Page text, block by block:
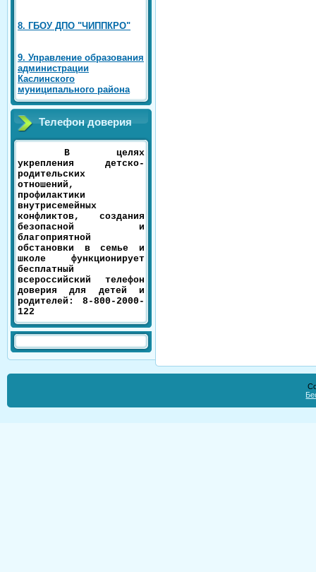
8. ГБОУ ДПО "ЧИППКРО"
9. Управление образования
администрации
Каслинского
муниципального района
Телефон доверия
В целях
укрепления детско-
родительских
отношений,
профилактики
внутрисемейных
конфликтов, создания
безопасной и
благоприятной
обстановки в семье и
школе функционирует
бесплатный
всероссийский телефон
доверия для детей и
родителей: 8-800-2000-
122